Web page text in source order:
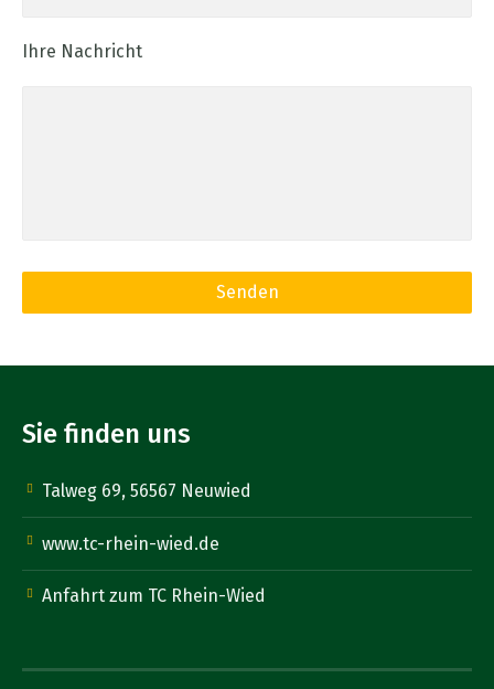
Ihre Nachricht
Sie finden uns
Talweg 69, 56567 Neuwied
www.tc-rhein-wied.de
Anfahrt zum TC Rhein-Wied